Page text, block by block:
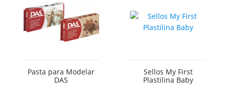
Pasta para Modelar
DAS
Sellos My First
Plastilina Baby